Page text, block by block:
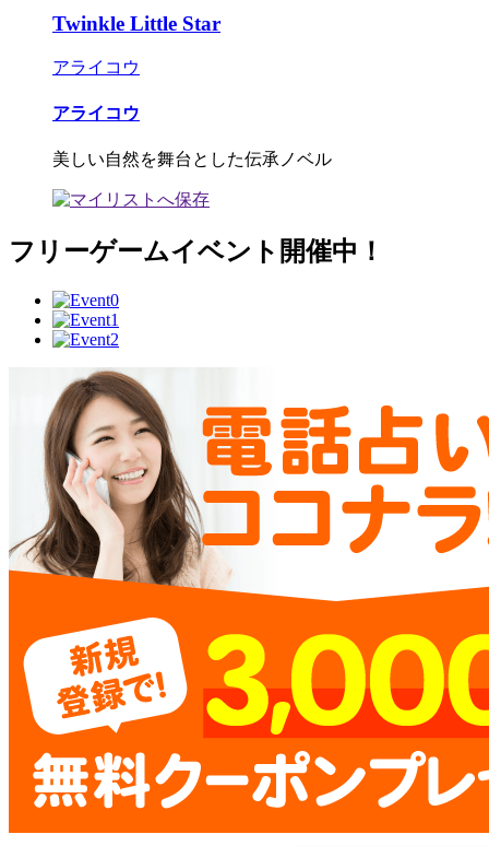
Twinkle Little Star
アライコウ
アライコウ
美しい自然を舞台とした伝承ノベル
フリーゲームイベント開催中！